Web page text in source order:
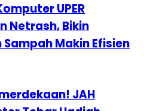
UPER
Netrash, Bikin
Makin Efisien
JAH